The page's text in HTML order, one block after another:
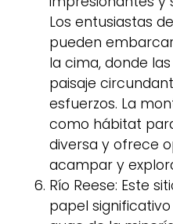
Los entusiastas
pueden
la cima, donde
paisaje
esfuerzos. La
como hábitat
diversa y ofrece
acampar y
Río Reese: Este
papel